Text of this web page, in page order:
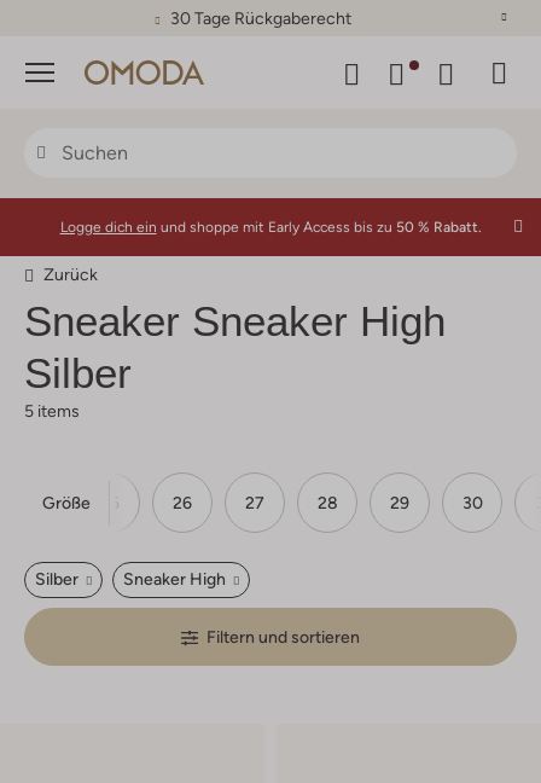
30 Tage Rückgaberecht
Menü
Logge dich ein und shoppe mit Early Access bis zu 50 % Rabatt.
Zurück
Sneaker Sneaker High
Silber
5 items
Größe
24 25 26 27 28 29 30
Silber Sneaker High
Filtern und sortieren